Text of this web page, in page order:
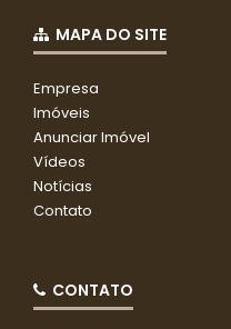
MAPA DO SITE
Empresa
Imóveis
Anunciar Imóvel
Vídeos
Notícias
Contato
CONTATO